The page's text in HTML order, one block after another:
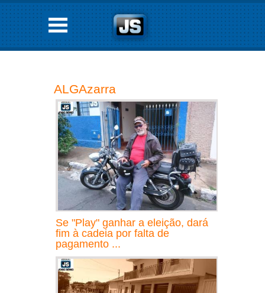
ALGAzarra
Se "Play" ganhar a eleição, dará
fim à cadeia por falta de
pagamento ...